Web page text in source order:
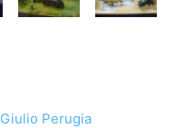
Giulio Perugia